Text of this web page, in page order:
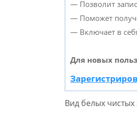
— Позволит
— Поможет
— Включает в
Для новых
Вид белых чистых